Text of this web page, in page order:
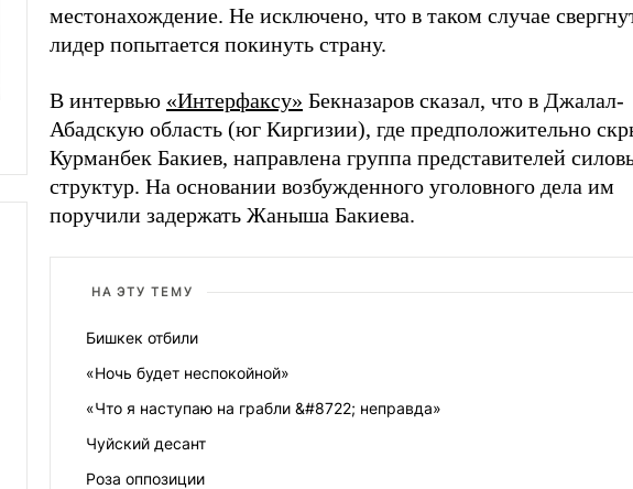
местонахождение. Не исключено, что в таком случае
лидер попытается покинуть страну.
В интервью «Интерфаксу» Бекназаров сказал, что в Джалал-
Абадскую область (юг Киргизии), где предположительно
Курманбек Бакиев, направлена группа представителей
структур. На основании возбужденного уголовного дела им
поручили задержать Жаныша Бакиева.
НА ЭТУ ТЕМУ
Бишкек отбили
«Ночь будет неспокойной»
«Что я наступаю на грабли &#8722; неправда»
Чуйский десант
Роза оппозиции